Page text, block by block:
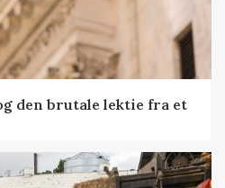
den brutale lektie fra et